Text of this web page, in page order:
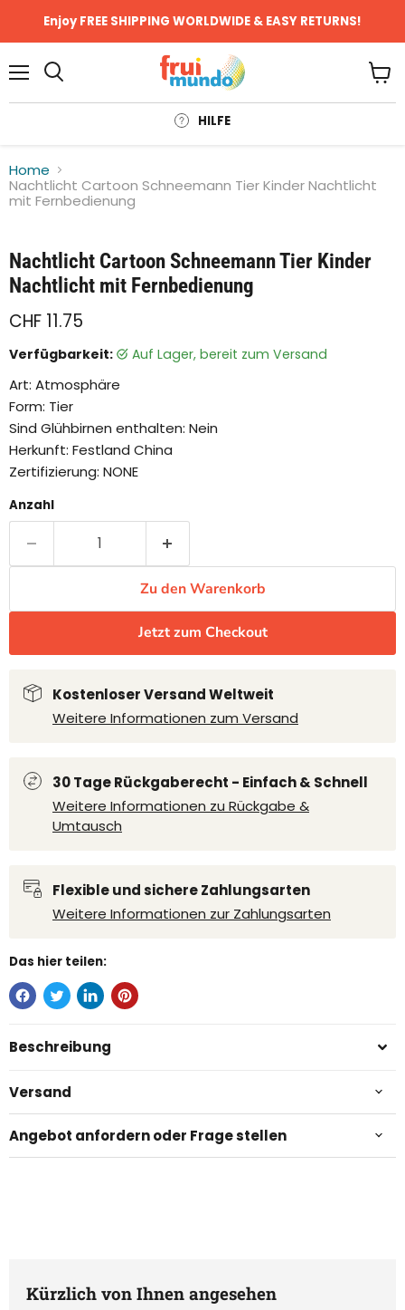
Enjoy FREE SHIPPING WORLDWIDE & EASY RETURNS!
HILFE
Home
Nachtlicht Cartoon Schneemann Tier Kinder Nachtlicht
mit Fernbedienung
Nachtlicht Cartoon Schneemann Tier Kinder
Nachtlicht mit Fernbedienung
CHF 11.75
Verfügbarkeit: auf Lager, bereit zum Versand
Art: Atmosphäre
Form: Tier
Sind Glühbirnen enthalten: Nein
Herkunft: Festland China
Zertifizierung: NONE
Anzahl
Zu den Warenkorb
Jetzt zum Checkout
Kostenloser Versand Weltweit
Weitere Informationen zum Versand
30 Tage Rückgaberecht - Einfach & Schnell
Weitere Informationen zu Rückgabe &
Umtausch
Flexible und sichere Zahlungsarten
Weitere Informationen zur Zahlungsarten
Das hier teilen:
Beschreibung
Versand
Angebot anfordern oder Frage stellen
Kürzlich von Ihnen angesehen